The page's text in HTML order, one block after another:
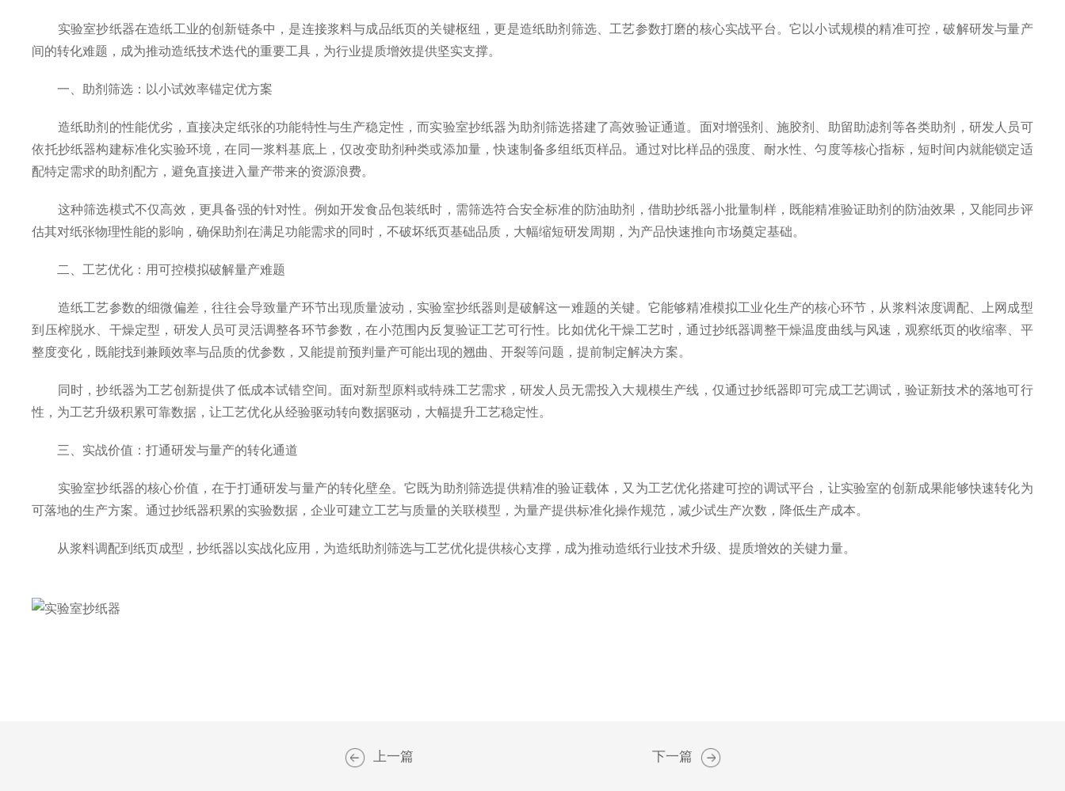
实验室抄纸器在造纸工业的创新链条中，是连接浆料与成品纸页的关键枢纽，更是造纸助剂筛选、工艺参数打磨的核心实战平台。它以小试规模的精准可控，破解研发与量产
间的转化难题，成为推动造纸技术迭代的重要工具，为行业提质增效提供坚实支撑。
一、助剂筛选：以小试效率锚定优方案
造纸助剂的性能优劣，直接决定纸张的功能特性与生产稳定性，而实验室抄纸器为助剂筛选搭建了高效验证通道。面对增强剂、施胶剂、助留助滤剂等各类助剂，研发人员可
依托抄纸器构建标准化实验环境，在同一浆料基底上，仅改变助剂种类或添加量，快速制备多组纸页样品。通过对比样品的强度、耐水性、匀度等核心指标，短时间内就能锁定适
配特定需求的助剂配方，避免直接进入量产带来的资源浪费。
这种筛选模式不仅高效，更具备强的针对性。例如开发食品包装纸时，需筛选符合安全标准的防油助剂，借助抄纸器小批量制样，既能精准验证助剂的防油效果，又能同步评
估其对纸张物理性能的影响，确保助剂在满足功能需求的同时，不破坏纸页基础品质，大幅缩短研发周期，为产品快速推向市场奠定基础。
二、工艺优化：用可控模拟破解量产难题
造纸工艺参数的细微偏差，往往会导致量产环节出现质量波动，实验室抄纸器则是破解这一难题的关键。它能够精准模拟工业化生产的核心环节，从浆料浓度调配、上网成型
到压榨脱水、干燥定型，研发人员可灵活调整各环节参数，在小范围内反复验证工艺可行性。比如优化干燥工艺时，通过抄纸器调整干燥温度曲线与风速，观察纸页的收缩率、平
整度变化，既能找到兼顾效率与品质的优参数，又能提前预判量产可能出现的翘曲、开裂等问题，提前制定解决方案。
同时，抄纸器为工艺创新提供了低成本试错空间。面对新型原料或特殊工艺需求，研发人员无需投入大规模生产线，仅通过抄纸器即可完成工艺调试，验证新技术的落地可行
性，为工艺升级积累可靠数据，让工艺优化从经验驱动转向数据驱动，大幅提升工艺稳定性。
三、实战价值：打通研发与量产的转化通道
实验室抄纸器的核心价值，在于打通研发与量产的转化壁垒。它既为助剂筛选提供精准的验证载体，又为工艺优化搭建可控的调试平台，让实验室的创新成果能够快速转化为
可落地的生产方案。通过抄纸器积累的实验数据，企业可建立工艺与质量的关联模型，为量产提供标准化操作规范，减少试生产次数，降低生产成本。
从浆料调配到纸页成型，抄纸器以实战化应用，为造纸助剂筛选与工艺优化提供核心支撑，成为推动造纸行业技术升级、提质增效的关键力量。
上一篇 下一篇